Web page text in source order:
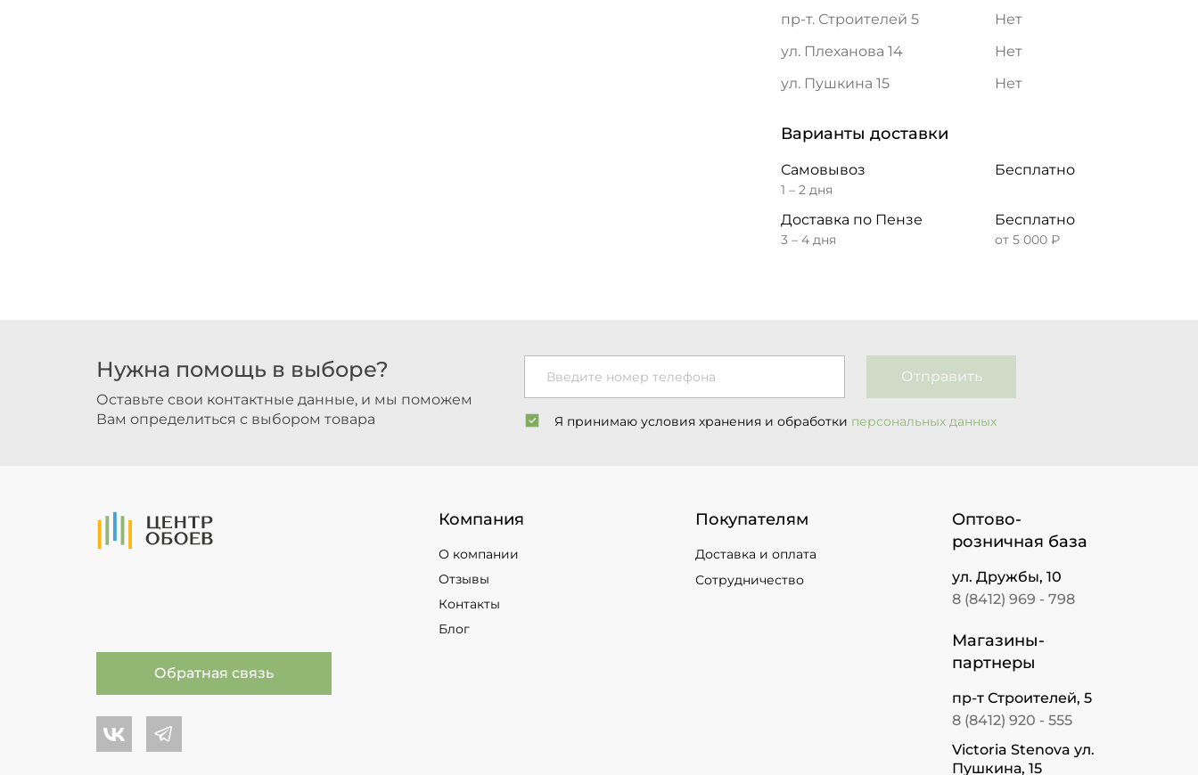
пр-т. Строителей 5
Нет
ул. Плеханова 14
Нет
ул. Пушкина 15
Нет
Варианты доставки
Самовывоз
1 – 2 дня
Бесплатно
Доставка по Пензе
3 – 4 дня
Бесплатно
от 5 000 ₽
Нужна помощь в выборе?
Оставьте свои контактные данные, и мы поможем
Вам определиться с выбором товара
Введите номер телефона Отправить
Я принимаю условия хранения и обработки персональных данных
На Главную Компания
О компании
Отзывы
Контакты
Блог
Покупателям
Доставка и оплата
Сотрудничество
Оптово-
розничная база
ул. Дружбы, 10
8 (8412) 969 - 798
Магазины-
партнеры
пр-т Строителей, 5
8 (8412) 920 - 555
Victoria Stenova ул.
Пушкина, 15
Обратная связь
Центр обоев во Вконтакте
Центр обоев в Телеграме